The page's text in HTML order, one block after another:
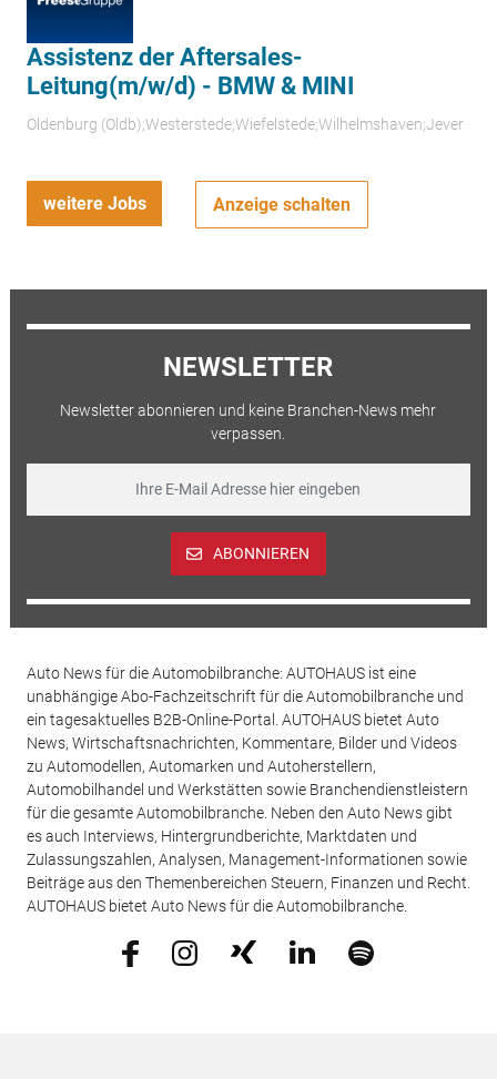
Assistenz der Aftersales-
Leitung(m/w/d) - BMW & MINI
Oldenburg (Oldb);Westerstede;Wiefelstede;Wilhelmshaven;Jever
weitere Jobs Anzeige schalten
NEWSLETTER
Newsletter abonnieren und keine Branchen-News mehr
verpassen.
ABONNIEREN
Auto News für die Automobilbranche: AUTOHAUS ist eine
unabhängige Abo-Fachzeitschrift für die Automobilbranche und
ein tagesaktuelles B2B-Online-Portal. AUTOHAUS bietet Auto
News, Wirtschaftsnachrichten, Kommentare, Bilder und Videos
zu Automodellen, Automarken und Autoherstellern,
Automobilhandel und Werkstätten sowie Branchendienstleistern
für die gesamte Automobilbranche. Neben den Auto News gibt
es auch Interviews, Hintergrundberichte, Marktdaten und
Zulassungszahlen, Analysen, Management-Informationen sowie
Beiträge aus den Themenbereichen Steuern, Finanzen und Recht.
AUTOHAUS bietet Auto News für die Automobilbranche.